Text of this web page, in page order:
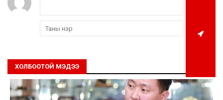
ХОЛБООТОЙ МЭДЭЭ